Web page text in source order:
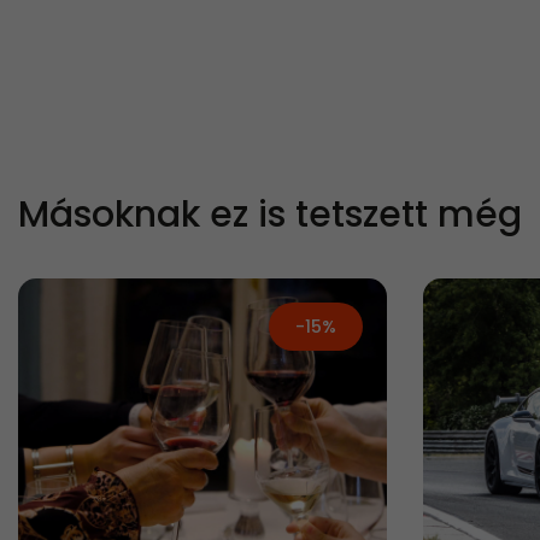
Másoknak ez is tetszett még
-15%